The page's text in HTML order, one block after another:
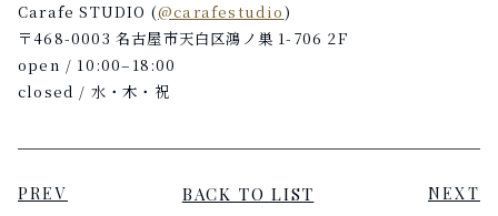
Carafe STUDIO (@carafestudio)
〒468-0003 名古屋市天白区鴻ノ巣 1-706 2F
open / 10:00–18:00
closed / 水・木・祝
PREV BACK TO LIST NEXT